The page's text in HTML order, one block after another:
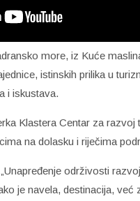
more, iz Kuće
istinskih prilika u
i iskustava.
Klastera Centar za razvoj
na dolasku i riječima
održivosti
je navela, destinacija, već